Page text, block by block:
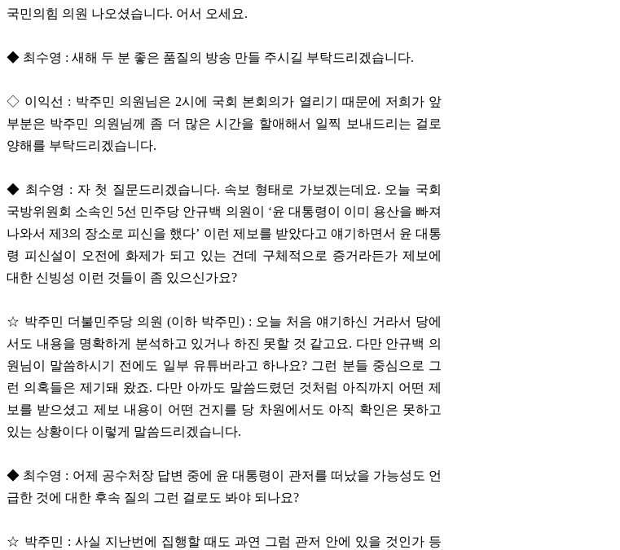
국민의힘 의원 나오셨습니다. 어서 오세요.
◆ 최수영 : 새해 두 분 좋은 품질의 방송 만들 주시길 부탁드리겠습니다.
◇ 이익선 : 박주민 의원님은 2시에 국회 본회의가 열리기 때문에 저희가 앞
부분은 박주민 의원님께 좀 더 많은 시간을 할애해서 일찍 보내드리는 걸로
양해를 부탁드리겠습니다.
◆ 최수영 : 자 첫 질문드리겠습니다. 속보 형태로 가보겠는데요. 오늘 국회
국방위원회 소속인 5선 민주당 안규백 의원이 ‘윤 대통령이 이미 용산을 빠져
나와서 제3의 장소로 피신을 했다’ 이런 제보를 받았다고 얘기하면서 윤 대통
령 피신설이 오전에 화제가 되고 있는 건데 구체적으로 증거라든가 제보에
대한 신빙성 이런 것들이 좀 있으신가요?
☆ 박주민 더불민주당 의원 (이하 박주민) : 오늘 처음 얘기하신 거라서 당에
서도 내용을 명확하게 분석하고 있거나 하진 못할 것 같고요. 다만 안규백 의
원님이 말씀하시기 전에도 일부 유튜버라고 하나요? 그런 분들 중심으로 그
런 의혹들은 제기돼 왔죠. 다만 아까도 말씀드렸던 것처럼 아직까지 어떤 제
보를 받으셨고 제보 내용이 어떤 건지를 당 차원에서도 아직 확인은 못하고
있는 상황이다 이렇게 말씀드리겠습니다.
◆ 최수영 : 어제 공수처장 답변 중에 윤 대통령이 관저를 떠났을 가능성도 언
급한 것에 대한 후속 질의 그런 걸로도 봐야 되나요?
☆ 박주민 : 사실 지난번에 집행할 때도 과연 그럼 관저 안에 있을 것인가 등